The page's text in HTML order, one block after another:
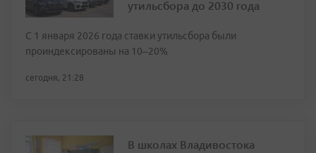
утильсбора до 2030 года
С 1 января 2026 года ставки утильсбора были
проиндексированы на 10–20%
сегодня, 21:28
В школах Владивостока